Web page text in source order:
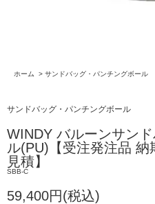
ホーム > サンドバッグ・パンチングボール
サンドバッグ・パンチングボール
WINDY バルーンサン
ル(PU)【受注発注品
見積】
SBB-C
59,400円(税込)